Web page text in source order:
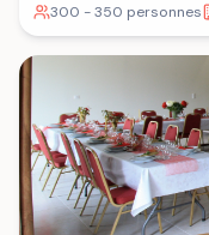
300 - 350 personnes